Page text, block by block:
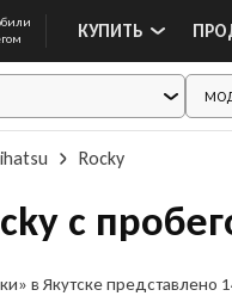
КУПИТЬ
Rocky
с
в Якутске